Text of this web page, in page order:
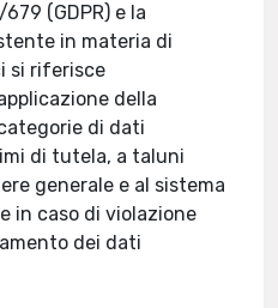
(GDPR) e la
in materia di
si riferisce
della
di dati
di tutela, a taluni
generale e al sistema
in caso di violazione
dei dati